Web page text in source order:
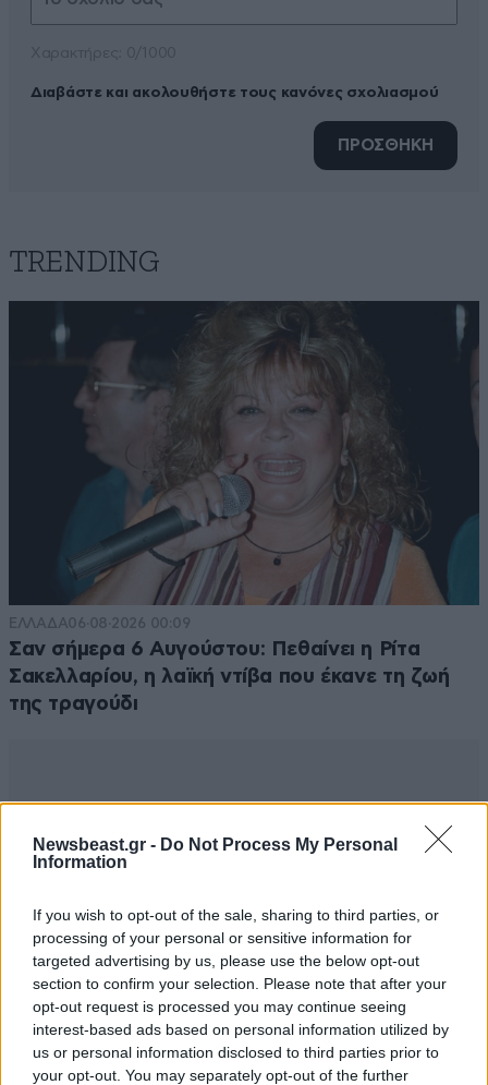
Newsbeast.gr - Do Not Process My Personal
Information
If you wish to opt-out of the sale, sharing to third parties, or
processing of your personal or sensitive information for
targeted advertising by us, please use the below opt-out
section to confirm your selection. Please note that after your
opt-out request is processed you may continue seeing
interest-based ads based on personal information utilized by
us or personal information disclosed to third parties prior to
your opt-out. You may separately opt-out of the further
Διαβάστε και ακολουθήστε τους κανόνες σχολιασμού
ΠΡΟΣΘΗΚΗ
TRENDING
ΕΛΛΑΔΑ06·08·2026 00:09
Σαν σήμερα 6 Αυγούστου: Πεθαίνει η Ρίτα
Σακελλαρίου, η λαϊκή ντίβα που έκανε τη ζωή
της τραγούδι